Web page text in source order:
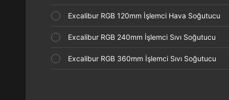
Excalibur RGB 120mm İşlemci Hava Soğutucu
Excalibur RGB 240mm İşlemci Sıvı Soğutucu
Excalibur RGB 360mm İşlemci Sıvı Soğutucu